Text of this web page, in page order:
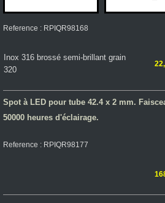
Reference : RPIQR98168
Inox 316 brossé semi-brillant grain
320
Spot à LED pour tube 42.4 x 2 mm.
50000 heures d'éclairage.
Reference : RPIQR98177